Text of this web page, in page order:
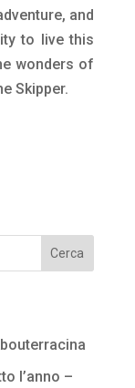
and
to live this
wonders of
Skipper.
Cerca
l’anno –